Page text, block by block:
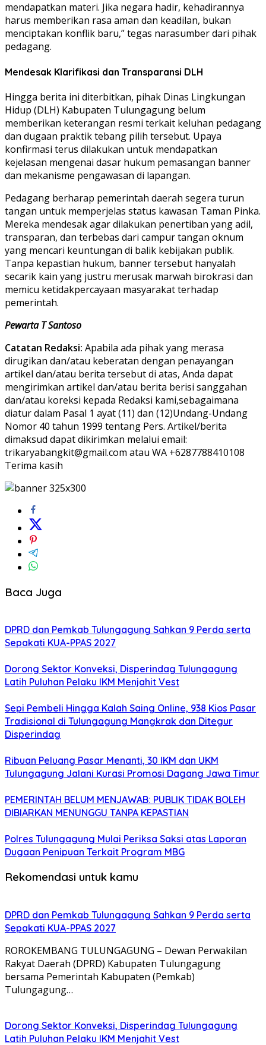
mendapatkan materi. Jika negara hadir, kehadirannya
harus memberikan rasa aman dan keadilan, bukan
menciptakan konflik baru,” tegas narasumber dari pihak
pedagang.
Mendesak Klarifikasi dan Transparansi DLH
Hingga berita ini diterbitkan, pihak Dinas Lingkungan
Hidup (DLH) Kabupaten Tulungagung belum
memberikan keterangan resmi terkait keluhan pedagang
dan dugaan praktik tebang pilih tersebut. Upaya
konfirmasi terus dilakukan untuk mendapatkan
kejelasan mengenai dasar hukum pemasangan banner
dan mekanisme pengawasan di lapangan.
Pedagang berharap pemerintah daerah segera turun
tangan untuk memperjelas status kawasan Taman Pinka.
Mereka mendesak agar dilakukan penertiban yang adil,
transparan, dan terbebas dari campur tangan oknum
yang mencari keuntungan di balik kebijakan publik.
Tanpa kepastian hukum, banner tersebut hanyalah
secarik kain yang justru merusak marwah birokrasi dan
memicu ketidakpercayaan masyarakat terhadap
pemerintah.
Pewarta T Santoso
Catatan Redaksi: Apabila ada pihak yang merasa
dirugikan dan/atau keberatan dengan penayangan
artikel dan/atau berita tersebut di atas, Anda dapat
mengirimkan artikel dan/atau berita berisi sanggahan
dan/atau koreksi kepada Redaksi kami,sebagaimana
diatur dalam Pasal 1 ayat (11) dan (12)Undang-Undang
Nomor 40 tahun 1999 tentang Pers. Artikel/berita
dimaksud dapat dikirimkan melalui email:
trikaryabangkit@gmail.com atau WA +6287788410108
Terima kasih
Baca Juga
DPRD dan Pemkab Tulungagung Sahkan 9 Perda serta
Sepakati KUA-PPAS 2027
Dorong Sektor Konveksi, Disperindag Tulungagung
Latih Puluhan Pelaku IKM Menjahit Vest
Sepi Pembeli Hingga Kalah Saing Online, 938 Kios Pasar
Tradisional di Tulungagung Mangkrak dan Ditegur
Disperindag
Ribuan Peluang Pasar Menanti, 30 IKM dan UKM
Tulungagung Jalani Kurasi Promosi Dagang Jawa Timur
PEMERINTAH BELUM MENJAWAB: PUBLIK TIDAK BOLEH
DIBIARKAN MENUNGGU TANPA KEPASTIAN
Polres Tulungagung Mulai Periksa Saksi atas Laporan
Dugaan Penipuan Terkait Program MBG
Rekomendasi untuk kamu
DPRD dan Pemkab Tulungagung Sahkan 9 Perda serta
Sepakati KUA-PPAS 2027
ROROKEMBANG TULUNGAGUNG – Dewan Perwakilan
Rakyat Daerah (DPRD) Kabupaten Tulungagung
bersama Pemerintah Kabupaten (Pemkab)
Tulungagung…
Dorong Sektor Konveksi, Disperindag Tulungagung
Latih Puluhan Pelaku IKM Menjahit Vest